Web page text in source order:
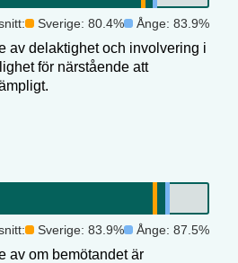
Sverige: 80.4% Ånge: 83.9%
av delaktighet och involvering i
för närstående att
Sverige: 83.9% Ånge: 87.5%
av om bemötandet är